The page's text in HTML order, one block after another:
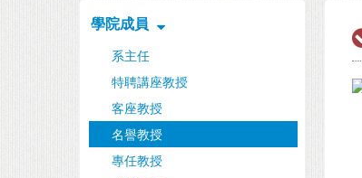
學院成員
系主任
特聘講座教授
客座教授
名譽教授
專任教授